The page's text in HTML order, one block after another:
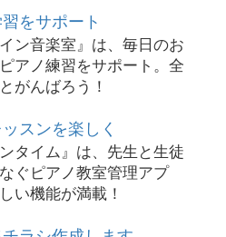
をサポート
イン音楽室』は、毎日のお
アノ練習をサポート。全
がんばろう！
スンを楽しく
ンタイム』は、先生と生徒
ぐピアノ教室管理アプ
い機能が満載！